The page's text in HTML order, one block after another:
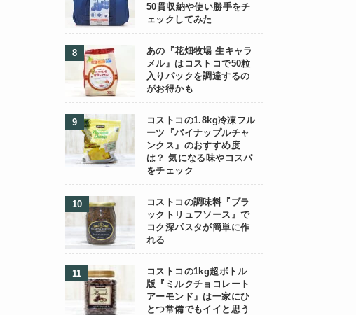
50貫収納や使い勝手をチ
ェックしてみた
あの『花畑牧場 生キャラ
メル』はコストコで50粒
入りパックを調達するの
がお得かも
コストコの1.8kg冷凍フル
ーツ『パイナップルチャ
ンクス』のおすすめ度
は？ 気になる味やコスパ
をチェック
コストコの調味料『ブラ
ックトリュフソース』で
コク深パスタが簡単に作
れる
コストコの1kg超ボトル
版『ミルクチョコレート
アーモンド』は一家にひ
とつ常備でもイイと思う